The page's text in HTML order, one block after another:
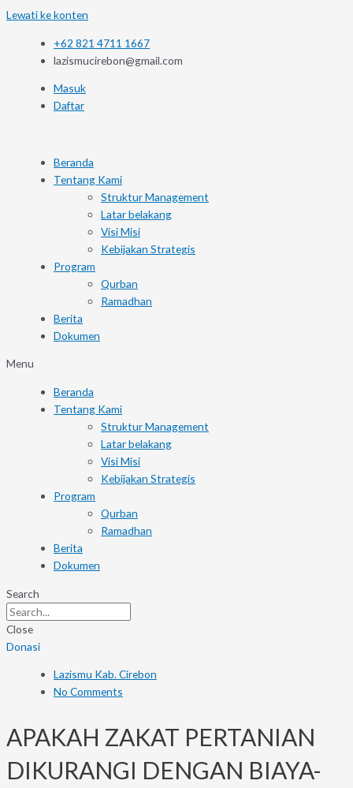
Lewati ke konten
+62 821 4711 1667
lazismucirebon@gmail.com
Masuk
Daftar
Beranda
Tentang Kami
Struktur Management
Latar belakang
Visi Misi
Kebijakan Strategis
Program
Qurban
Ramadhan
Berita
Dokumen
Menu
Beranda
Tentang Kami
Struktur Management
Latar belakang
Visi Misi
Kebijakan Strategis
Program
Qurban
Ramadhan
Berita
Dokumen
Search
Close
Donasi
Lazismu Kab. Cirebon
No Comments
APAKAH ZAKAT PERTANIAN
DIKURANGI DENGAN BIAYA-